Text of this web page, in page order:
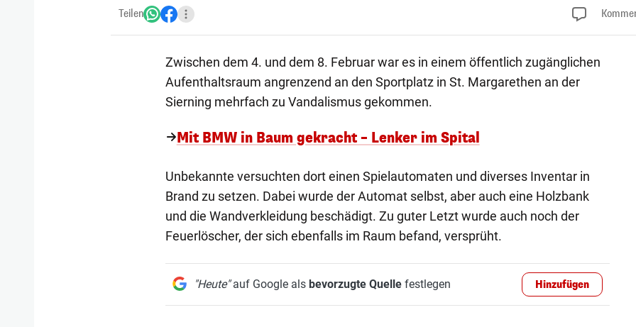
Teilen
Zwischen dem 4. und dem 8. Februar war es in einem öffentlich zugänglichen
Aufenthaltsraum angrenzend an den Sportplatz in St. Margarethen an der
Sierning mehrfach zu Vandalismus gekommen.
Mit BMW in Baum gekracht – Lenker im Spital
Unbekannte versuchten dort einen Spielautomaten und diverses Inventar in
Brand zu setzen. Dabei wurde der Automat selbst, aber auch eine Holzbank
und die Wandverkleidung beschädigt. Zu guter Letzt wurde auch noch der
Feuerlöscher, der sich ebenfalls im Raum befand, versprüht.
"Heute"auf Google als bevorzugte Quellefestlegen Hinzufügen